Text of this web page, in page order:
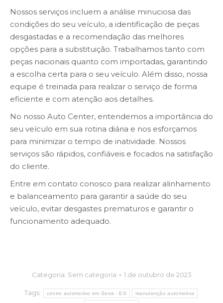
Nossos serviços incluem a análise minuciosa das
condições do seu veículo, a identificação de peças
desgastadas e a recomendação das melhores
opções para a substituição. Trabalhamos tanto com
peças nacionais quanto com importadas, garantindo
a escolha certa para o seu veículo. Além disso, nossa
equipe é treinada para realizar o serviço de forma
eficiente e com atenção aos detalhes.
No nosso Auto Center, entendemos a importância do
seu veículo em sua rotina diária e nos esforçamos
para minimizar o tempo de inatividade. Nossos
serviços são rápidos, confiáveis e focados na satisfação
do cliente.
Entre em contato conosco para realizar alinhamento
e balanceamento para garantir a saúde do seu
veículo, evitar desgastes prematuros e garantir o
funcionamento adequado.
Categoria: Sem categoria 1 de outubro de 2023
Tags: centro automotivo em Serra - ES manutenção automotiva